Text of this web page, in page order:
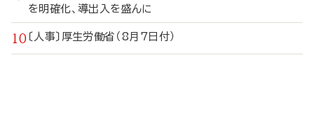
を明確化、導出入を盛んに
〔人事〕厚生労働省（8月7日付）